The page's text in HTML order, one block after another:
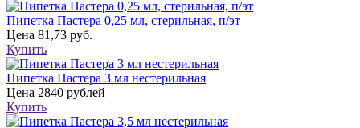
Пипетка Пастера 0,25 мл, стерильная, п/эт
Цена 81,73 руб.
Купить
Пипетка Пастера 3 мл нестерильная
Цена 2840 рублей
Купить